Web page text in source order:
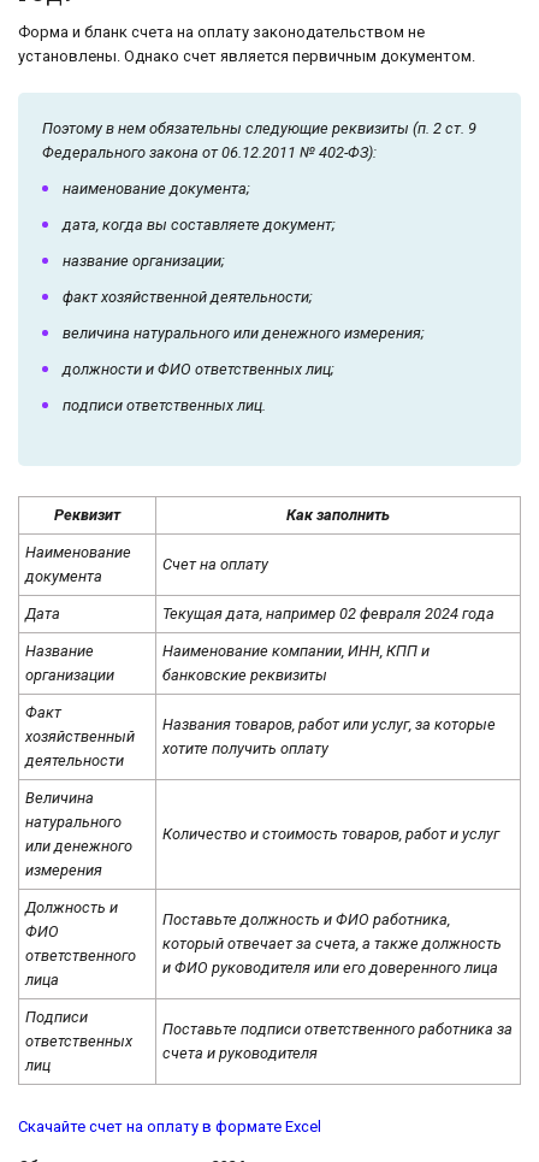
Форма и бланк счета на оплату законодательством не
установлены. Однако счет является первичным документом.
Поэтому в нем обязательны следующие реквизиты (п. 2 ст. 9
Федерального закона от 06.12.2011 № 402-ФЗ):
наименование документа;
дата, когда вы составляете документ;
название организации;
факт хозяйственной деятельности;
величина натурального или денежного измерения;
должности и ФИО ответственных лиц;
подписи ответственных лиц.
Реквизит Как заполнить
Наименование
документа
Счет на оплату
Дата Текущая дата, например 02 февраля 2024 года
Название
организации
Наименование компании, ИНН, КПП и
банковские реквизиты
Факт
хозяйственный
деятельности
Названия товаров, работ или услуг, за которые
хотите получить оплату
Величина
натурального
или денежного
измерения
Количество и стоимость товаров, работ и услуг
Должность и
ФИО
ответственного
лица
Поставьте должность и ФИО работника,
который отвечает за счета, а также должность
и ФИО руководителя или его доверенного лица
Подписи
ответственных
лиц
Поставьте подписи ответственного работника за
счета и руководителя
Скачайте счет на оплату в формате Excel